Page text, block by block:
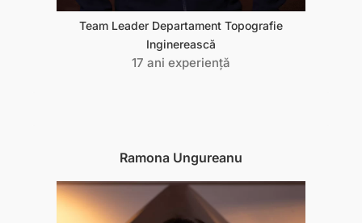
Team Leader Departament Topografie
Inginerească
17 ani experiență
Ramona Ungureanu